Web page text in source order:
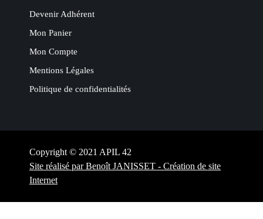
Devenir Adhérent
Mon Panier
Mon Compte
Mentions Légales
Politique de confidentialités
Copyright © 2021 APIL 42
Site réalisé par Benoît JANISSET - Création de site
Internet